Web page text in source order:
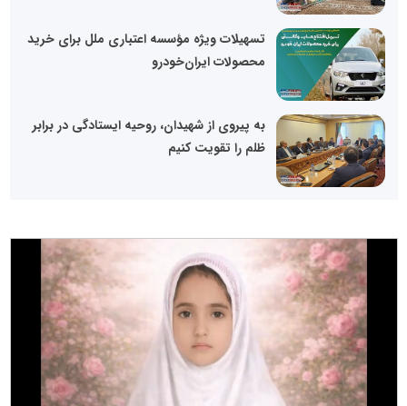
تسهیلات ویژه مؤسسه اعتباری ملل برای خرید
محصولات ایران‌خودرو
به پیروی از شهیدان، روحیه ایستادگی در برابر
ظلم را تقویت کنیم